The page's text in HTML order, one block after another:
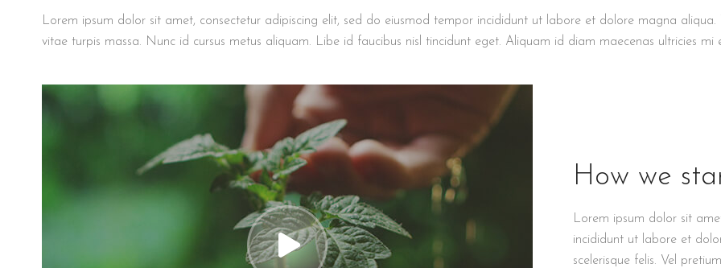
Lorem ipsum dolor sit amet, consectetur adipiscing elit, sed do eiusmod tempor incididunt ut labore et dolore magna aliqua.
vitae turpis massa. Nunc id cursus metus aliquam. Libe id faucibus nisl tincidunt eget. Aliquam id diam maecenas ultricies mi
How we
Lorem ipsum dolor sit
incididunt ut labore et
scelerisque felis. Vel